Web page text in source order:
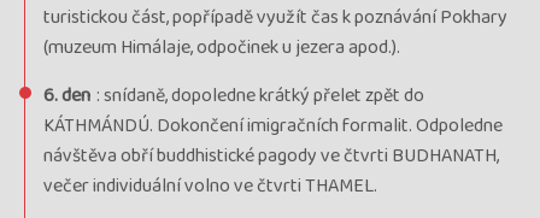
turistickou část, popřípadě využít čas k poznávání Pokhary
(muzeum Himálaje, odpočinek u jezera apod.).
6. den : snídaně, dopoledne krátký přelet zpět do
KÁTHMÁNDÚ. Dokončení imigračních formalit. Odpoledne
návštěva obří buddhistické pagody ve čtvrti BUDHANATH,
večer individuální volno ve čtvrti THAMEL.